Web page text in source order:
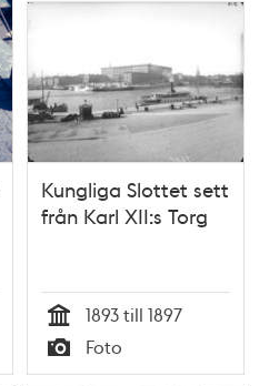
Kungliga Slottet sett
från Karl XII:s Torg
Tid
1893 till 1897
Typ
Foto